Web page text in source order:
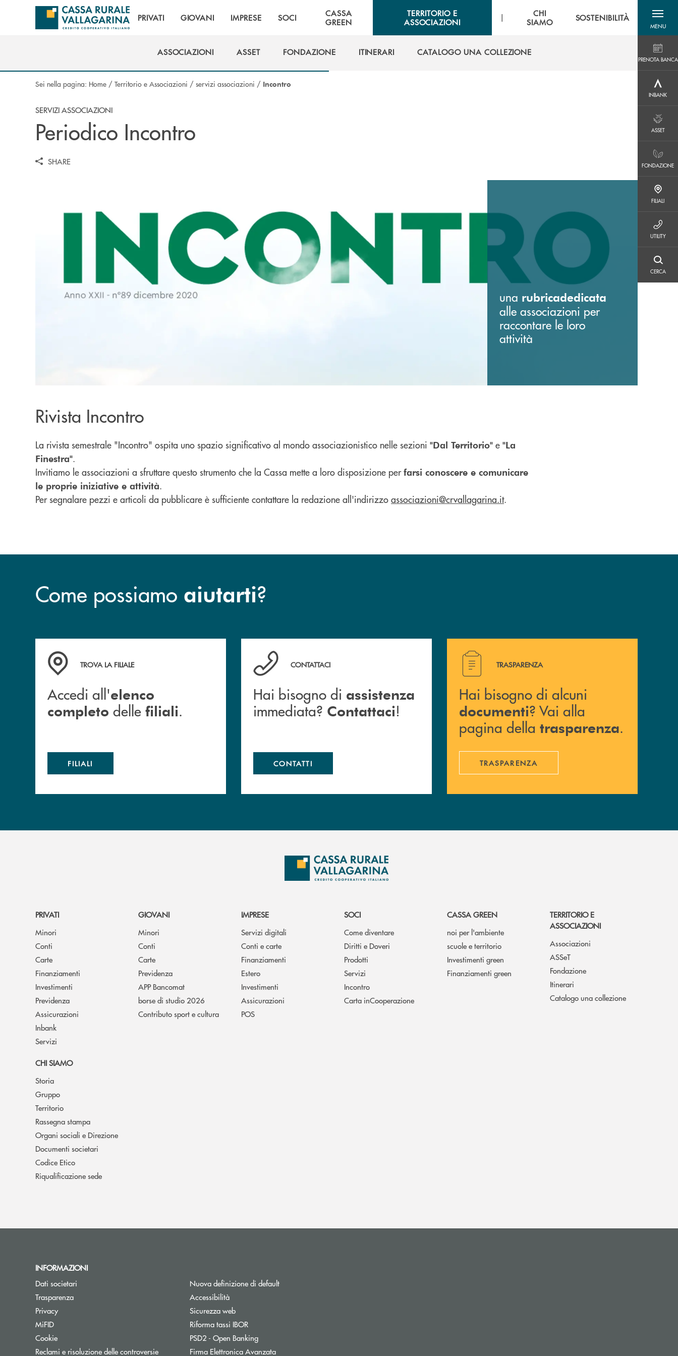
Salta al contenuto principale
PRIVATI GIOVANI IMPRESE SOCI
CASSA
GREEN
TERRITORIO E
ASSOCIAZIONI
|
CHI
SIAMO
SOSTENIBILITÀ
MENU
menu
PRENOTA BANCA
INBANK
ASSET
FONDAZIONE
FILIALI
UTILITY
UTILITY
CERCA
CERCA
ASSOCIAZIONI
ASSET
FONDAZIONE
ITINERARI
CATALOGO UNA COLLEZIONE
Sei nella pagina: Home / Territorio e Associazioni / servizi associazioni / Incontro
SERVIZI ASSOCIAZIONI
Periodico Incontro
SHARE
una rubricadedicata
alle associazioni per
raccontare le loro
attività
Rivista Incontro
La rivista semestrale "Incontro" ospita uno spazio significativo al mondo associazionistico nelle sezioni "Dal Territorio" e "La
Finestra".
Invitiamo le associazioni a sfruttare questo strumento che la Cassa mette a loro disposizione per farsi conoscere e comunicare
le proprie iniziative e attività.
Per segnalare pezzi e articoli da pubblicare è sufficiente contattare la redazione all'indirizzo associazioni@crvallagarina.it.
Come possiamo aiutarti?
Accedi all' elenco completo delle filiali .
TROVA LA FILIALE
Accedi all'elenco
completo delle filiali.
FILIALI
Hai bisogno di assistenza immediata? Contattaci !
CONTATTACI
Hai bisogno di assistenza
immediata? Contattaci!
CONTATTI
Hai bisogno di alcuni documenti ? Vai alla pagina della
TRASPARENZA
Hai bisogno di alcuni
documenti? Vai alla
pagina della trasparenza.
TRASPARENZA
PRIVATI
Minori
Conti
Carte
Finanziamenti
Investimenti
Previdenza
Assicurazioni
Inbank
Servizi
GIOVANI
Minori
Conti
Carte
Previdenza
APP Bancomat
borse di studio 2026
Contributo sport e cultura
IMPRESE
Servizi digitali
Conti e carte
Finanziamenti
Estero
Investimenti
Assicurazioni
POS
SOCI
Come diventare
Diritti e Doveri
Prodotti
Servizi
Incontro
Carta inCooperazione
CASSA GREEN
noi per l'ambiente
scuole e territorio
Investimenti green
Finanziamenti green
TERRITORIO E
ASSOCIAZIONI
Associazioni
ASSeT
Fondazione
Itinerari
Catalogo una collezione
CHI SIAMO
Storia
Gruppo
Territorio
Rassegna stampa
Organi sociali e Direzione
Documenti societari
Codice Etico
Riqualificazione sede
INFORMAZIONI
Dati societari
Trasparenza
PrivacyApre una nuova finestra
MiFID
Cookie
Reclami e risoluzione delle controversie
Nuova definizione di default
Accessibilità
Sicurezza web
Riforma tassi IBORApre una nuova finestra
PSD2 - Open BankingApre una nuova finestra
Firma Elettronica AvanzataApre una nuova finestra